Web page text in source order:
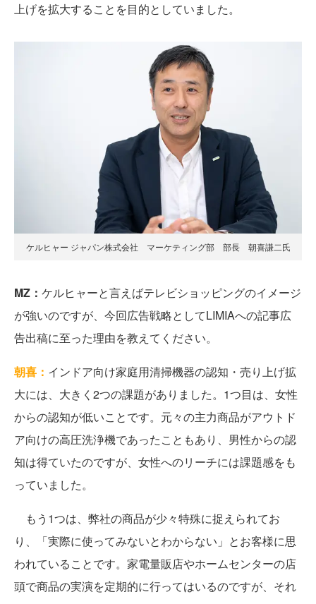
上げを拡大することを目的としていました。
ケルヒャー ジャパン株式会社 マーケティング部 部長 朝喜謙二氏
MZ： ケルヒャーと言えばテレビショッピングのイメージ
が強いのですが、今回広告戦略としてLIMIAへの記事広
告出稿に至った理由を教えてください。
朝喜： インドア向け家庭用清掃機器の認知・売り上げ拡
大には、大きく2つの課題がありました。1つ目は、女性
からの認知が低いことです。元々の主力商品がアウトド
ア向けの高圧洗浄機であったこともあり、男性からの認
知は得ていたのですが、女性へのリーチには課題感をも
っていました。
もう1つは、弊社の商品が少々特殊に捉えられてお
り、「実際に使ってみないとわからない」とお客様に思
われていることです。家電量販店やホームセンターの店
頭で商品の実演を定期的に行ってはいるのですが、それ